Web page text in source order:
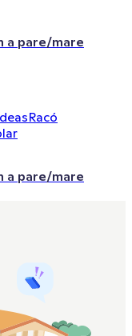
a pare/mare
Racó
a pare/mare